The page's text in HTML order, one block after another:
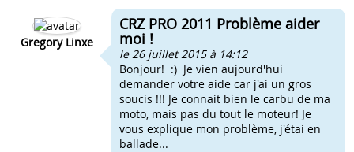
Gregory Linxe
CRZ PRO 2011 Problème aider
moi !
le 26 juillet 2015 à 14:12
Bonjour! :) Je vien aujourd'hui
demander votre aide car j'ai un gros
soucis !!! Je connait bien le carbu de ma
moto, mais pas du tout le moteur! Je
vous explique mon problème, j'étai en
ballade...